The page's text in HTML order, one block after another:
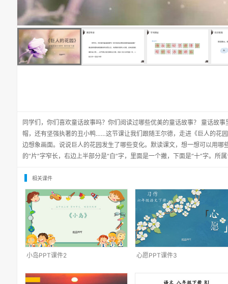
同学们，你们喜欢童话故事吗？你们阅读过哪些优美的童话故事？ 童话故
帽，还有坚强执著的丑小鸭……这节课让我们跟随王尔德，走进《巨人的花
边想象画面。说说巨人的花园发生了哪些变化。默读课文，想一想可以用哪
的“片”字窄长，右边上半部分是“白”字，里面是一个撇，下面是“十”字。所
相关课件
小岛PPT课件2 心愿PPT课件3